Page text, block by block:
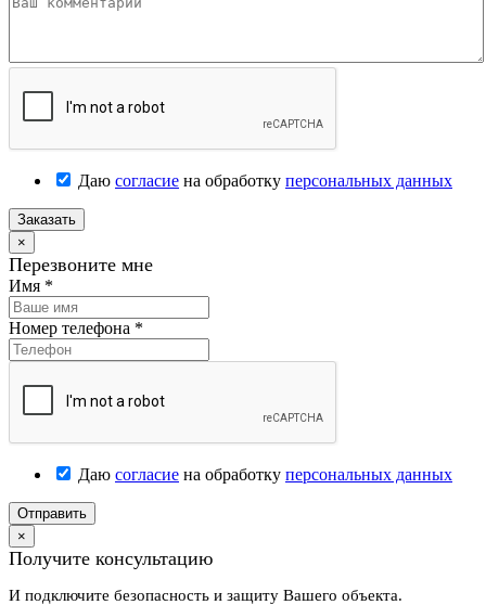
Даю согласие на обработку персональных данных
Заказать
×
Перезвоните мне
Имя *
Номер телефона *
Даю согласие на обработку персональных данных
Отправить
×
Получите консультацию
И подключите безопасность и защиту Вашего объекта.